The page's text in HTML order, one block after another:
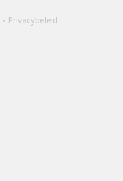
Privacybeleid